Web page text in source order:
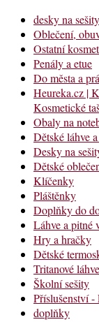
desky na
Oblečení,
Ostatní
Penály a etue
Do města a
Heureka.cz |
Kosmetické
Obaly na
Dětské láhve
Desky na
Dětské
Klíčenky
Pláštěnky
Doplňky do
Láhve a pitné
Hry a hračky
Dětské
Tritanové láhve
Školní sešity
Příslušenství
doplňky